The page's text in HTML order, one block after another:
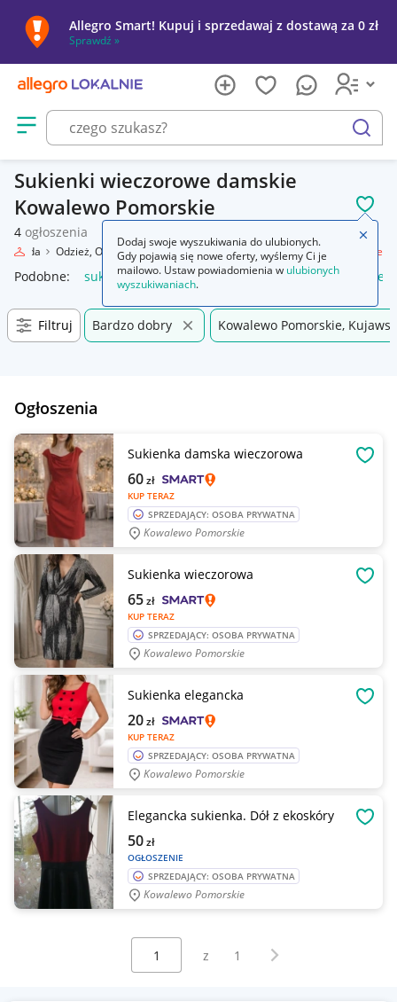
Allegro Smart! Kupuj i sprzedawaj z dostawą za 0 zł
Sprawdź »
Otwórz menu z kategoriami
szukaj
Sukienki wieczorowe damskie
Kowalewo Pomorskie
4 ogłoszenia
Moda Odzież, Obuwie, Dodatki Odzież damska Sukienki wieczorowe
Podobne: sukienki wieczorowe czarne sukienki wieczorowe
Filtruj Bardzo dobry Kowalewo Pomorskie,
Ogłoszenia
Sukienka damska wieczorowa
KUP TERAZ
60zł
SPRZEDAJĄCY: OSOBA PRYWATNA
Kowalewo Pomorskie
Sukienka wieczorowa
KUP TERAZ
65zł
SPRZEDAJĄCY: OSOBA PRYWATNA
Kowalewo Pomorskie
Sukienka elegancka
KUP TERAZ
20zł
SPRZEDAJĄCY: OSOBA PRYWATNA
Kowalewo Pomorskie
Elegancka sukienka. Dół z ekoskóry
OGŁOSZENIE
50zł
SPRZEDAJĄCY: OSOBA PRYWATNA
Kowalewo Pomorskie
Wybierz stronę:
z 1 Następna strona
Dodaj swoje wyszukiwania do ulubionych.
Gdy pojawią się nowe oferty, wyślemy Ci je
mailowo. Ustaw powiadomienia w ulubionych
wyszukiwaniach.